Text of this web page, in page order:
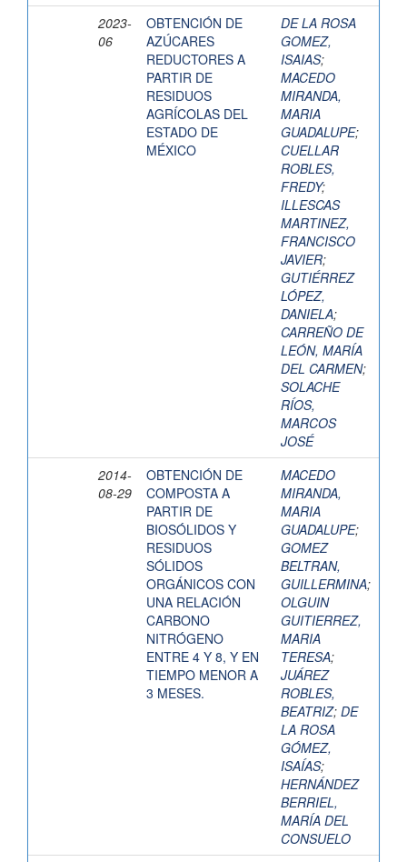
2023-
06
OBTENCIÓN DE
AZÚCARES
REDUCTORES A
PARTIR DE
RESIDUOS
AGRÍCOLAS DEL
ESTADO DE
MÉXICO
DE LA ROSA
GOMEZ,
ISAIAS;
MACEDO
MIRANDA,
MARIA
GUADALUPE;
CUELLAR
ROBLES,
FREDY;
ILLESCAS
MARTINEZ,
FRANCISCO
JAVIER;
GUTIÉRREZ
LÓPEZ,
DANIELA;
CARREÑO DE
LEÓN, MARÍA
DEL CARMEN;
SOLACHE
RÍOS,
MARCOS
JOSÉ
2014-
08-29
OBTENCIÓN DE
COMPOSTA A
PARTIR DE
BIOSÓLIDOS Y
RESIDUOS
SÓLIDOS
ORGÁNICOS CON
UNA RELACIÓN
CARBONO
NITRÓGENO
ENTRE 4 Y 8, Y EN
TIEMPO MENOR A
3 MESES.
MACEDO
MIRANDA,
MARIA
GUADALUPE;
GOMEZ
BELTRAN,
GUILLERMINA;
OLGUIN
GUITIERREZ,
MARIA
TERESA;
JUÁREZ
ROBLES,
BEATRIZ; DE
LA ROSA
GÓMEZ,
ISAÍAS;
HERNÁNDEZ
BERRIEL,
MARÍA DEL
CONSUELO